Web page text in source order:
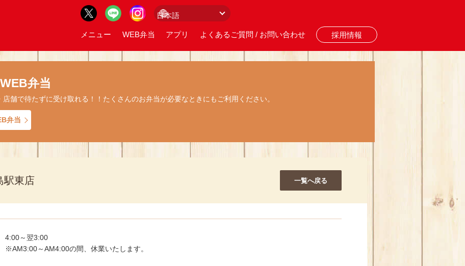
メニュー WEB弁当 アプリ よくあるご質問 / お問い合わせ 採用情報
弁当
店舗で待たずに受け取れる！！たくさんのお弁当が必要なときにもご利用ください。
弁当
東店
4:00～翌3:00
※AM3:00～AM4:00の間、休業いたします。
一覧へ戻る